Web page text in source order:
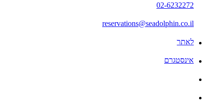
02-6232272
reservations@seadolphin.co.il
לאתר
אינסטגרם